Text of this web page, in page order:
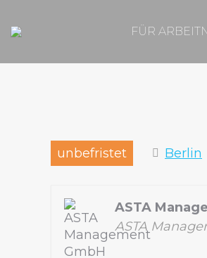
FÜR
unbefristet Berlin
ASTA
ASTA